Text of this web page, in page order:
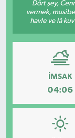
Dört şey,
vermek,
havle ve lâ
İMSAK
04:06